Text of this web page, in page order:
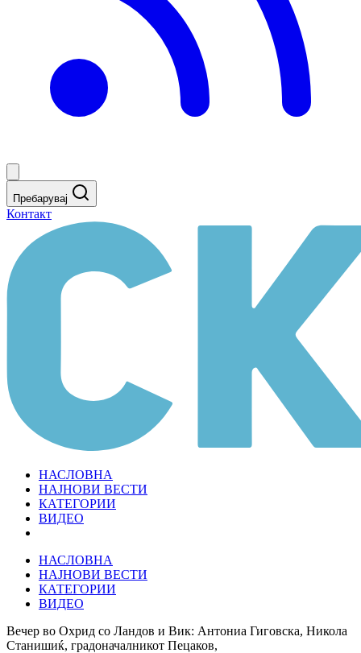
Пребарувај
Контакт
НАСЛОВНА
НАЈНОВИ ВЕСТИ
КАТЕГОРИИ
ВИДЕО
НАСЛОВНА
НАЈНОВИ ВЕСТИ
КАТЕГОРИИ
ВИДЕО
Вечер во Охрид со Ландов и Вик: Антониа Гиговска, Никола
Станишиќ, градоначалникот Пецаков,